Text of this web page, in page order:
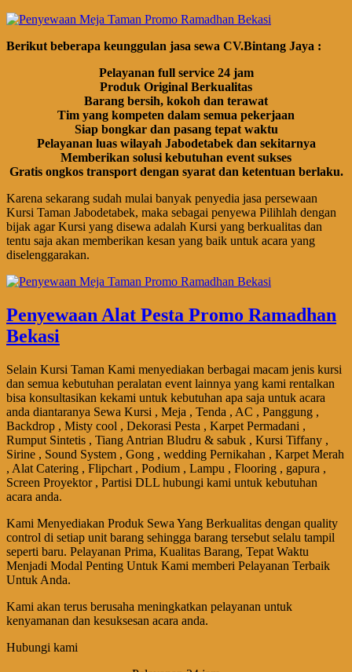
Berikut beberapa keunggulan jasa sewa CV.Bintang Jaya :
Pelayanan full service 24 jam
Produk Original Berkualitas
Barang bersih, kokoh dan terawat
Tim yang kompeten dalam semua pekerjaan
Siap bongkar dan pasang tepat waktu
Pelayanan luas wilayah Jabodetabek dan sekitarnya
Memberikan solusi kebutuhan event sukses
Gratis ongkos transport dengan syarat dan ketentuan berlaku.
Karena sekarang sudah mulai banyak penyedia jasa persewaan
Kursi Taman Jabodetabek, maka sebagai penyewa Pilihlah dengan
bijak agar Kursi yang disewa adalah Kursi yang berkualitas dan
tentu saja akan memberikan kesan yang baik untuk acara yang
diselenggarakan.
Penyewaan Alat Pesta Promo Ramadhan
Bekasi
Selain Kursi Taman Kami menyediakan berbagai macam jenis kursi
dan semua kebutuhan peralatan event lainnya yang kami rentalkan
bisa konsultasikan kekami untuk kebutuhan apa saja untuk acara
anda diantaranya Sewa Kursi , Meja , Tenda , AC , Panggung ,
Backdrop , Misty cool , Dekorasi Pesta , Karpet Permadani ,
Rumput Sintetis , Tiang Antrian Bludru & sabuk , Kursi Tiffany ,
Sirine , Sound System , Gong , wedding Pernikahan , Karpet Merah
, Alat Catering , Flipchart , Podium , Lampu , Flooring , gapura ,
Screen Proyektor , Partisi DLL hubungi kami untuk kebutuhan
acara anda.
Kami Menyediakan Produk Sewa Yang Berkualitas dengan quality
control di setiap unit barang sehingga barang tersebut selalu tampil
seperti baru. Pelayanan Prima, Kualitas Barang, Tepat Waktu
Menjadi Modal Penting Untuk Kami memberi Pelayanan Terbaik
Untuk Anda.
Kami akan terus berusaha meningkatkan pelayanan untuk
kenyamanan dan kesuksesan acara anda.
Hubungi kami